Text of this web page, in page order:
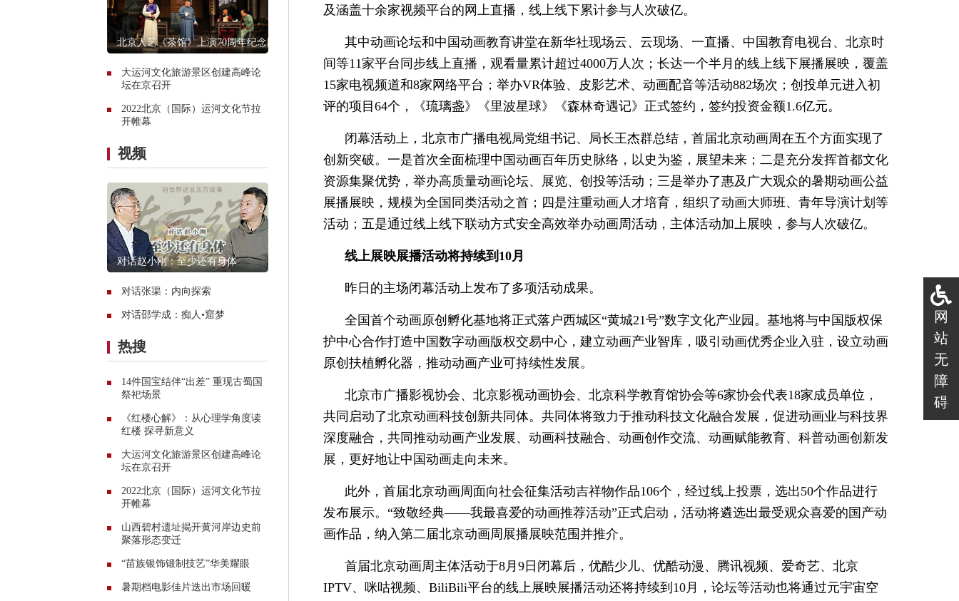
网
站
无
障
碍
北京人艺《茶馆》上演70周年纪念版
大运河文化旅游景区创建高峰论
坛在京召开
2022北京（国际）运河文化节拉
开帷幕
视频
对话赵小刚：至少还有身体
对话张渠：内向探索
对话邵学成：痴人•窟梦
热搜
14件国宝结伴“出差” 重现古蜀国
祭祀场景
《红楼心解》：从心理学角度读
红楼 探寻新意义
大运河文化旅游景区创建高峰论
坛在京召开
2022北京（国际）运河文化节拉
开帷幕
山西碧村遗址揭开黄河岸边史前
聚落形态变迁
“苗族银饰锻制技艺”华美耀眼
暑期档电影佳片迭出市场回暖
及涵盖十余家视频平台的网上直播，线上线下累计参与人次破亿。
其中动画论坛和中国动画教育讲堂在新华社现场云、云现场、一直播、中国教育电视台、北京时
间等11家平台同步线上直播，观看量累计超过4000万人次；长达一个半月的线上线下展播展映，覆盖
15家电视频道和8家网络平台；举办VR体验、皮影艺术、动画配音等活动882场次；创投单元进入初
评的项目64个，《琉璃盏》《里波星球》《森林奇遇记》正式签约，签约投资金额1.6亿元。
闭幕活动上，北京市广播电视局党组书记、局长王杰群总结，首届北京动画周在五个方面实现了
创新突破。一是首次全面梳理中国动画百年历史脉络，以史为鉴，展望未来；二是充分发挥首都文化
资源集聚优势，举办高质量动画论坛、展览、创投等活动；三是举办了惠及广大观众的暑期动画公益
展播展映，规模为全国同类活动之首；四是注重动画人才培育，组织了动画大师班、青年导演计划等
活动；五是通过线上线下联动方式安全高效举办动画周活动，主体活动加上展映，参与人次破亿。
线上展映展播活动将持续到10月
昨日的主场闭幕活动上发布了多项活动成果。
全国首个动画原创孵化基地将正式落户西城区“黄城21号”数字文化产业园。基地将与中国版权保
护中心合作打造中国数字动画版权交易中心，建立动画产业智库，吸引动画优秀企业入驻，设立动画
原创扶植孵化器，推动动画产业可持续性发展。
北京市广播影视协会、北京影视动画协会、北京科学教育馆协会等6家协会代表18家成员单位，
共同启动了北京动画科技创新共同体。共同体将致力于推动科技文化融合发展，促进动画业与科技界
深度融合，共同推动动画产业发展、动画科技融合、动画创作交流、动画赋能教育、科普动画创新发
展，更好地让中国动画走向未来。
此外，首届北京动画周面向社会征集活动吉祥物作品106个，经过线上投票，选出50个作品进行
发布展示。“致敬经典——我最喜爱的动画推荐活动”正式启动，活动将遴选出最受观众喜爱的国产动
画作品，纳入第二届北京动画周展播展映范围并推介。
首届北京动画周主体活动于8月9日闭幕后，优酷少儿、优酷动漫、腾讯视频、爱奇艺、北京
IPTV、咪咕视频、BiliBili平台的线上展映展播活动还将持续到10月，论坛等活动也将通过元宇宙空